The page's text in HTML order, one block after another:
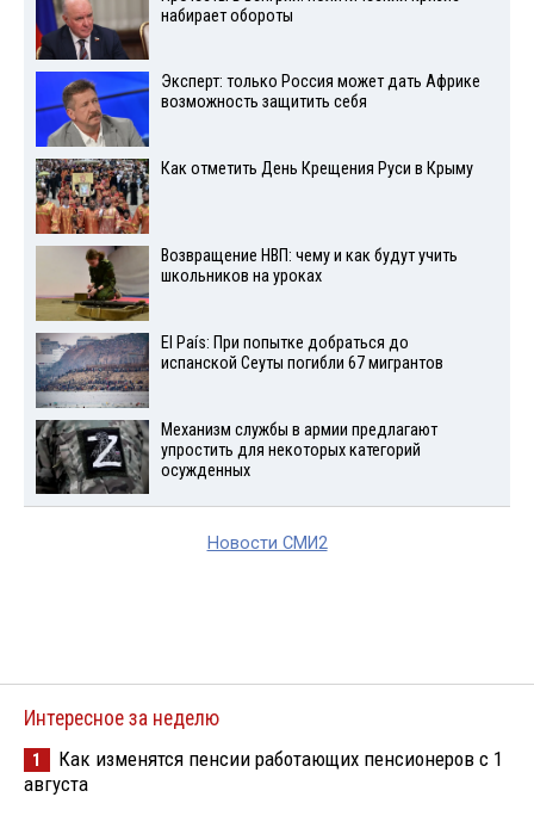
набирает обороты
Эксперт: только Россия может дать Африке
возможность защитить себя
Как отметить День Крещения Руси в Крыму
Возвращение НВП: чему и как будут учить
школьников на уроках
El País: При попытке добраться до
испанской Сеуты погибли 67 мигрантов
Механизм службы в армии предлагают
упростить для некоторых категорий
осужденных
Новости СМИ2
Интересное за неделю
1
Как изменятся пенсии работающих пенсионеров с 1
августа